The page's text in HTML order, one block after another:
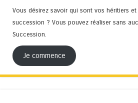
Vous désirez savoir qui sont vos héritiers
succession ? Vous pouvez réaliser sans
Succession.
Je commence